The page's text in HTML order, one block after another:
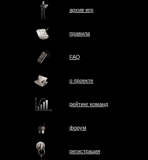
архив игр
правила
FAQ
о проектe
рейтинг команд
форум
регистрация